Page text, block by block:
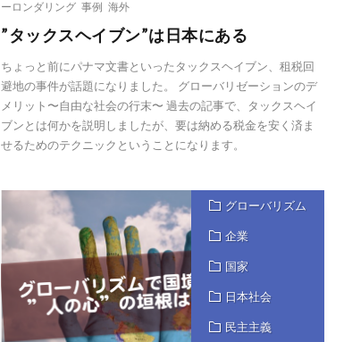
ーロンダリング 事例 海外
”タックスヘイブン”は日本にある
ちょっと前にパナマ文書といったタックスヘイブン、租税回
避地の事件が話題になりました。 グローバリゼーションのデ
メリット〜自由な社会の行末〜 過去の記事で、タックスヘイ
ブンとは何かを説明しましたが、要は納める税金を安く済ま
せるためのテクニックということになります。
グローバリズム
企業
国家
日本社会
民主主義